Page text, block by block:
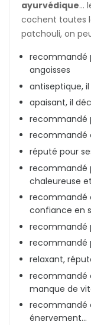
ayurvédique...
cochent toutes
patchouli, on
recommandé
angoisses
antiseptique,
apaisant, il
recommandé
recommandé
réputé pour
recommandé
chaleureuse
recommandé
confiance en
recommandé
recommandé
relaxant,
recommandé
manque de
recommandé
énervement...